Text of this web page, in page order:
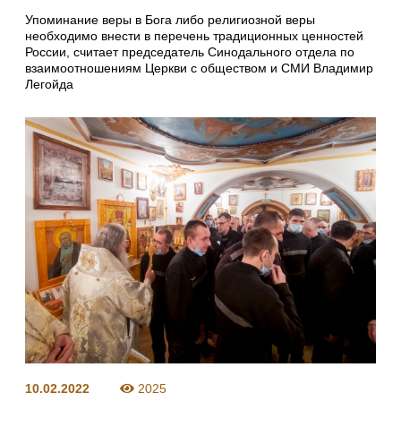
Упоминание веры в Бога либо религиозной веры
необходимо внести в перечень традиционных ценностей
России, считает председатель Синодального отдела по
взаимоотношениям Церкви с обществом и СМИ Владимир
Легойда
10.02.2022 2025